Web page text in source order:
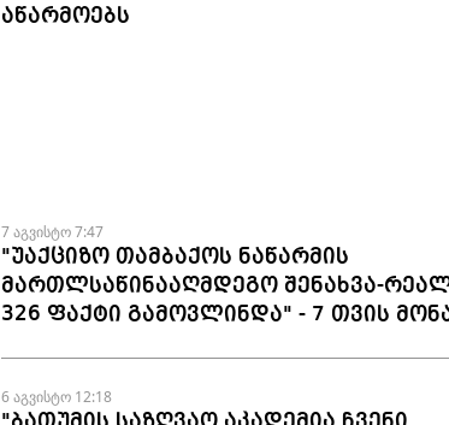
აწარმოებს
7 აგვისტო 7:47
"უაქციზო თამბაქოს ნაწარმის
მართლსაწინააღმდეგო შენახვა-
326 ფაქტი გამოვლინდა" - 7 თვის
6 აგვისტო 12:18